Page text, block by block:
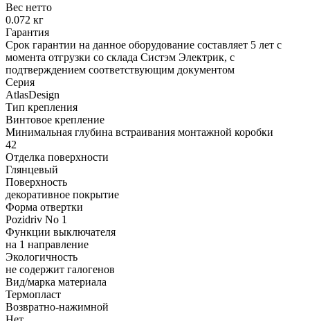
Вес нетто
0.072 кг
Гарантия
Срок гарантии на данное оборудование составляет 5 лет с
момента отгрузки со склада Систэм Электрик, с
подтверждением соответствующим документом
Серия
AtlasDesign
Тип крепления
Винтовое крепление
Минимальная глубина встраивания монтажной коробки
42
Отделка поверхности
Глянцевый
Поверхность
декоративное покрытие
Форма отвертки
Pozidriv No 1
Функции выключателя
на 1 направление
Экологичность
не содержит галогенов
Вид/марка материала
Термопласт
Возвратно-нажимной